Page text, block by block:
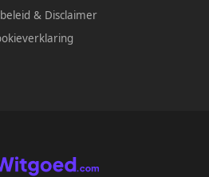
& Disclaimer